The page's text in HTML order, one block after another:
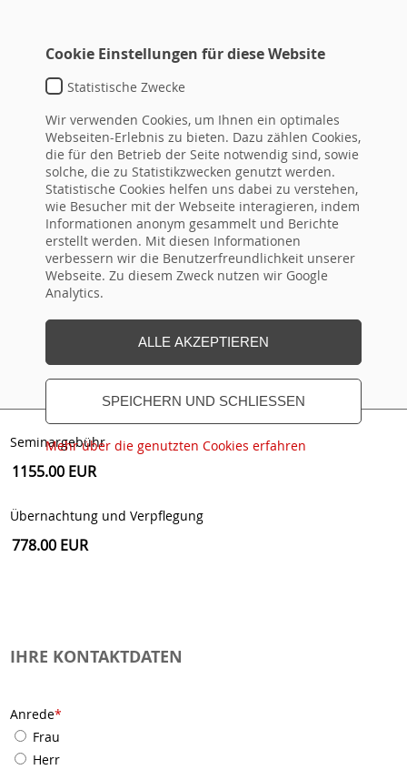
IHRE WAHL
Seminartitel
Seminar-Nr.
Termin
Seminargebühr
Übernachtung und Verpflegung
IHRE KONTAKTDATEN
Anrede*
Frau
Herr
Cookie Einstellungen für diese Website
Statistische Zwecke
Wir verwenden Cookies, um Ihnen ein optimales
Webseiten-Erlebnis zu bieten. Dazu zählen Cookies,
die für den Betrieb der Seite notwendig sind, sowie
solche, die zu Statistikzwecken genutzt werden.
Statistische Cookies helfen uns dabei zu verstehen,
wie Besucher mit der Webseite interagieren, indem
Informationen anonym gesammelt und Berichte
erstellt werden. Mit diesen Informationen
verbessern wir die Benutzerfreundlichkeit unserer
Webseite. Zu diesem Zweck nutzen wir Google
Analytics.
ALLE AKZEPTIEREN
SPEICHERN UND SCHLIESSEN
Mehr über die genutzten Cookies erfahren